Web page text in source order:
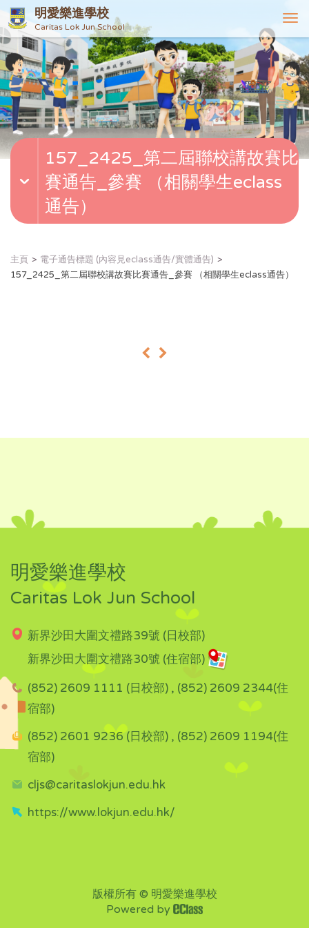
明愛樂進學校
Caritas Lok Jun School
T
o
g
g
l
e
n
v
i
i
157_2425_第二屆聯校講故賽比
賽通告_參賽 （相關學生eclass
通告）
主頁
電子通告標題 (內容見eclass通告/實體通告)
157_2425_第二屆聯校講故賽比賽通告_參賽 （相關學生eclass通告）
« »
明愛樂進學校
Caritas Lok Jun School
新界沙田大圍文禮路39號 (日校部)
新界沙田大圍文禮路30號 (住宿部)
(852) 2609 1111 (日校部) , (852) 2609 2344(住
宿部)
(852) 2601 9236 (日校部) , (852) 2609 1194(住
宿部)
cljs@caritaslokjun.edu.hk
https://www.lokjun.edu.hk/
版權所有 © 明愛樂進學校
Powered by